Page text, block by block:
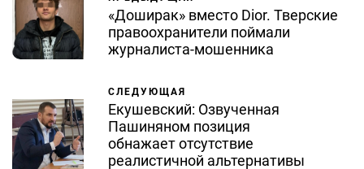
«Доширак» вместо Dior. Тверские
правоохранители поймали
журналиста-мошенника
СЛЕДУЮЩАЯ
Екушевский: Озвученная
Пашиняном позиция
обнажает отсутствие
реалистичной альтернативы